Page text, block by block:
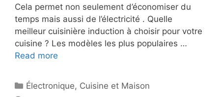
Cela permet non seulement d’économiser du
temps mais aussi de l’électricité . Quelle
meilleur cuisinière induction à choisir pour votre
cuisine ? Les modèles les plus populaires …
Read more
Électronique, Cuisine et Maison